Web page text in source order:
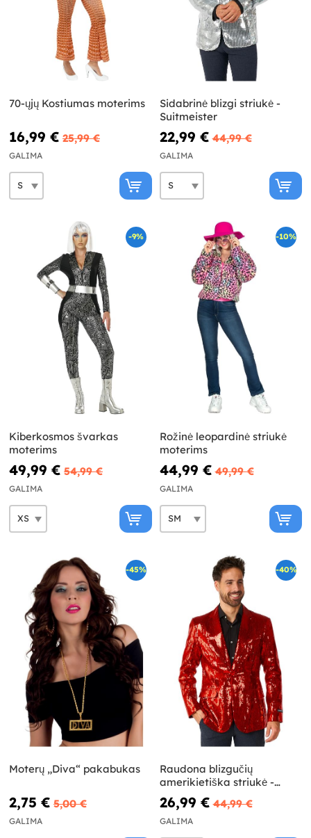
70-ųjų Kostiumas moterims
16,99 € 25,99 €
GALIMA
Sidabrinė blizgi striukė -
Suitmeister
22,99 € 44,99 €
GALIMA
-9%
Kiberkosmos švarkas
moterims
49,99 € 54,99 €
GALIMA
-10%
Rožinė leopardinė striukė
moterims
44,99 € 49,99 €
GALIMA
-45%
Moterų „Diva“ pakabukas
2,75 € 5,00 €
GALIMA
-40%
Raudona blizgučių
amerikietiška striukė -
Suitmeister
26,99 € 44,99 €
GALIMA